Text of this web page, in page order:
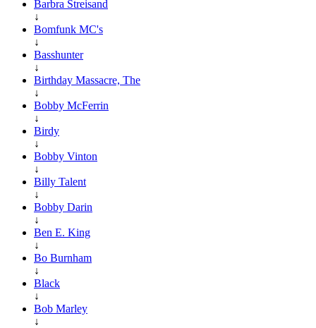
Barbra Streisand
↓
Bomfunk MC's
↓
Basshunter
↓
Birthday Massacre, The
↓
Bobby McFerrin
↓
Birdy
↓
Bobby Vinton
↓
Billy Talent
↓
Bobby Darin
↓
Ben E. King
↓
Bo Burnham
↓
Black
↓
Bob Marley
↓